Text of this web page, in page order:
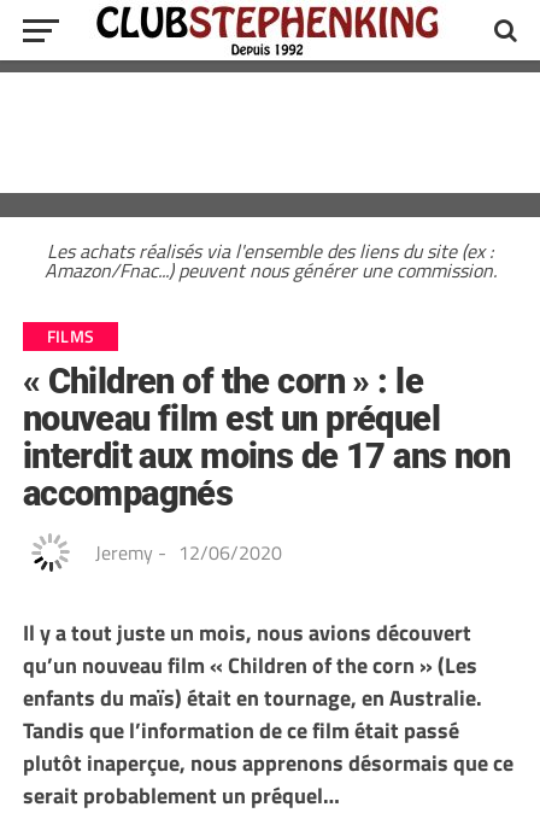
Les achats réalisés via l'ensemble des liens du site (ex :
Amazon/Fnac...) peuvent nous générer une commission.
FILMS
« Children of the corn » : le
nouveau film est un préquel
interdit aux moins de 17 ans non
accompagnés
Jeremy - 12/06/2020
Il y a tout juste un mois, nous avions découvert
qu’un nouveau film « Children of the corn » (Les
enfants du maïs) était en tournage, en Australie.
Tandis que l’information de ce film était passé
plutôt inaperçue, nous apprenons désormais que ce
serait probablement un préquel…